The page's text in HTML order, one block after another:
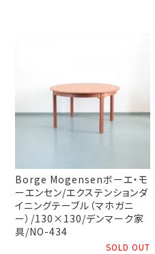
Borge Mogensenボーエ・モ
ーエンセン/エクステンションダ
イニングテーブル（マホガニ
ー）/130×130/デンマーク家
具/NO-434
SOLD OUT